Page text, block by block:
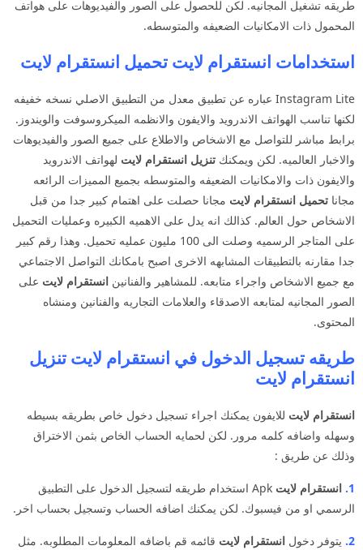
طريقه تشغيل المجانيه. لكن للحصول على الصور والفيديوهات على هواتف
المحمول ذات الامكانيات الضعيفه والمتوسطه.
استخدامات انستقرام لايت تحميل انستقرام لايت
Instagram Lite عباره عن تطبيق معدل من التطبيق الاصلي نسخه خفيفه
لكنها تناسب الهواتف الاندرويد والايفون والانظمه الميكروسوفت والويندوز.
برابط مباشر للتواصل مع الاشخاص والاطلاع على جميع الصور والفيديوهات
والاخبار العالميه. لكن ويمكنك تنزيل انستقرام لايت لهواتف الاندرويد
والايفون ذات والامكانيات الضعيفه والمتوسطه بجميع المميزات الرائعه
مجانا تحميل انستقرام لايت مجانا حصلت على اهتمام كبير جدا من قبل
الاشخاص حول العالم. كذالك انه يدل على الاهميه الكبيره وعمليات التحميل
على المتاجر الرسميه وصلت الى 100 مليون عمليه تحميل. وهذا رقم كبير
جدا مقارنه بالتطبيقات المشابهه الاخرى اصبح بامكانك التواصل الاجتماعي
مع جميع الاشخاص واجراء متابعه. للمشاهير والفنانين انستقرام لايت على
الصور المجانيه لمتابعه الاصدقاء والعلامات التجاريه والفنانين ومنشاه
المحتوى.
طريقه تسجيل الدخول في انستقرام لايت تنزيل
انستقرام لايت
انستقرام لايت للايفون يمكنك اجراء تسجيل دخول خاص بطريقه بسيطه
وسهله واضافه كلمه مرور. لكن لحمايه الحساب الخاص بثمن الاختراق
وذلك عن طريق :
1. انستقرام لايت
Apk استخدام طريقه لتسجيل الدخول على التطبيق
الرسمي او من فيسبوك. لكن يمكنك اضافه الحساب وتسجيل بحساب اخر.
2. يتوفر دخول انستقرام لايت قائمه قم باضافه المعلومات المطلوبه. مثل